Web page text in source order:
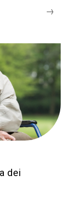
dei